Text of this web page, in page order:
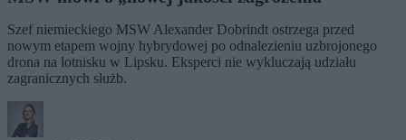
Szef niemieckiego MSW Alexander Dobrindt ostrzega przed
nowym etapem wojny hybrydowej po odnalezieniu uzbrojonego
drona na lotnisku w Lipsku. Eksperci nie wykluczają udziału
zagranicznych służb.